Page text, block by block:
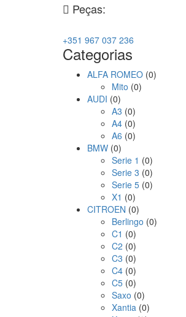
Peças:
+351 967 037 236
Categorias
ALFA ROMEO (0)
Mito (0)
AUDI (0)
A3 (0)
A4 (0)
A6 (0)
BMW (0)
Serie 1 (0)
Serie 3 (0)
Serie 5 (0)
X1 (0)
CITROEN (0)
Berlingo (0)
C1 (0)
C2 (0)
C3 (0)
C4 (0)
C5 (0)
Saxo (0)
Xantia (0)